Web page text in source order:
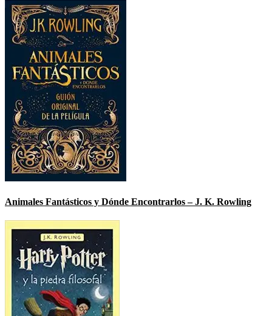
Animales Fantásticos y Dónde Encontrarlos – J. K. Rowling